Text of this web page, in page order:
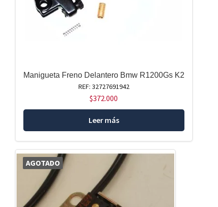
Manigueta Freno Delantero Bmw R1200Gs K2
REF: 32727691942
$372.000
Leer más
AGOTADO